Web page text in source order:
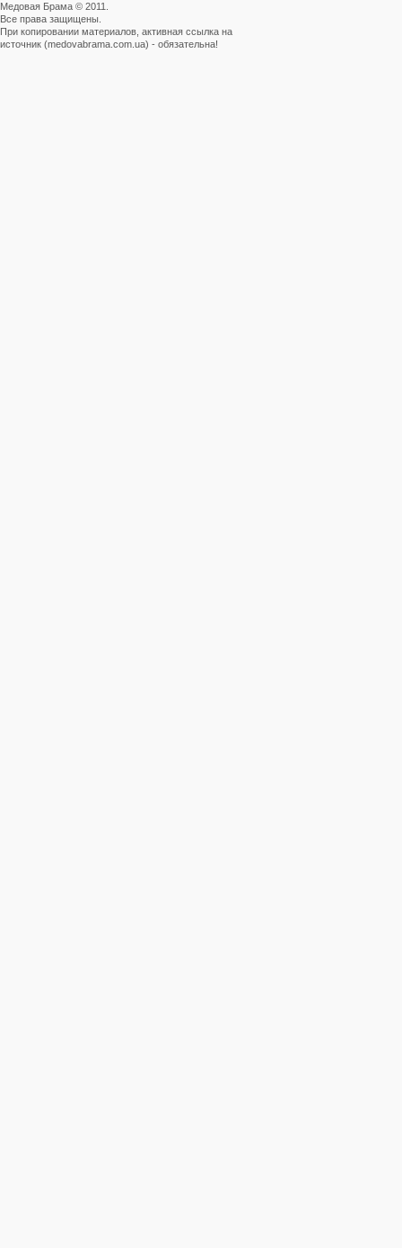
Медовая Брама © 2011.
Все права защищены.
При копировании материалов, активная ссылка на
источник (medovabrama.com.ua) - обязательна!